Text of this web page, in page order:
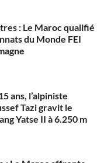
: Le Maroc qualifié
du Monde FEI
ans, l’alpiniste
Tazi gravit le
Yatse II à 6.250 m